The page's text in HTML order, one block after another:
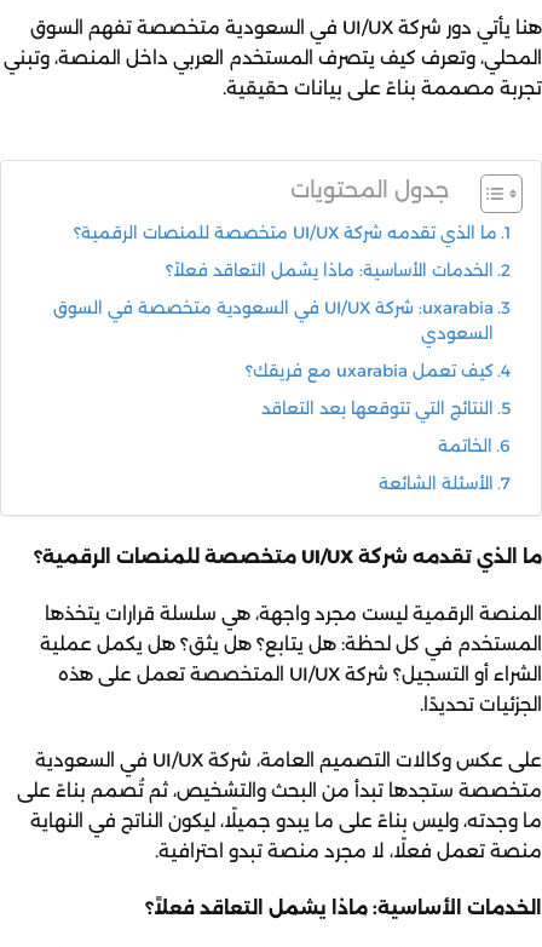
هنا يأتي دور شركة UI/UX في السعودية
متخصصة تفهم السوق
المحلي، وتعرف كيف يتصرف المستخدم العربي داخل المنصة، وتبني
تجربة مصممة بناءً على بيانات حقيقية.
جدول المحتويات
ما الذي تقدمه شركة UI/UX متخصصة للمنصات الرقمية؟
الخدمات الأساسية: ماذا يشمل التعاقد فعلاً؟
uxarabia: شركة UI/UX في السعودية متخصصة في السوق
السعودي
كيف تعمل uxarabia مع فريقك؟
النتائج التي تتوقعها بعد التعاقد
الخاتمة
الأسئلة الشائعة
ما الذي تقدمه شركة UI/UX متخصصة للمنصات الرقمية؟
المنصة الرقمية ليست مجرد واجهة، هي سلسلة قرارات يتخذها
المستخدم في كل لحظة: هل يتابع؟ هل يثق؟ هل يكمل عملية
الشراء أو التسجيل؟ شركة UI/UX المتخصصة تعمل على هذه
الجزئيات تحديدًا.
على عكس وكالات التصميم العامة، شركة UI/UX في السعودية
متخصصة ستجدها تبدأ من البحث والتشخيص، ثم تُصمم بناءً على
ما وجدته، وليس بناءً على ما يبدو جميلًا، ليكون الناتج في النهاية
منصة تعمل فعلًا، لا مجرد منصة تبدو احترافية.
الخدمات الأساسية: ماذا يشمل التعاقد فعلاً؟